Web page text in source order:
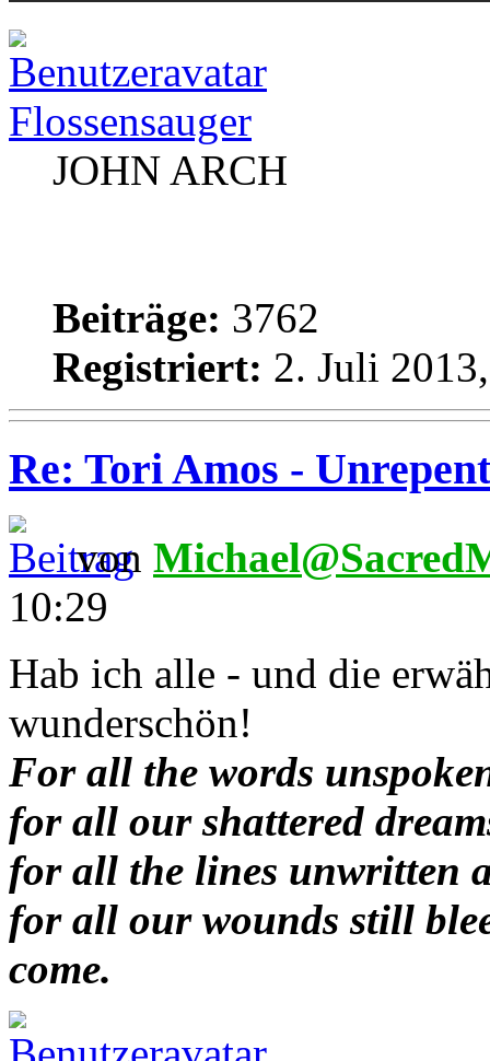
Flossensauger
JOHN ARCH
Beiträge: 3762
Registriert: 2. Juli
Re: Tori Amos -
von
10:29
Hab ich alle - und die
wunderschön!
For all the words
for all our shattered
for all the lines unwritten
for all our wounds still
come.